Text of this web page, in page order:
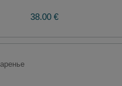
38.00 €